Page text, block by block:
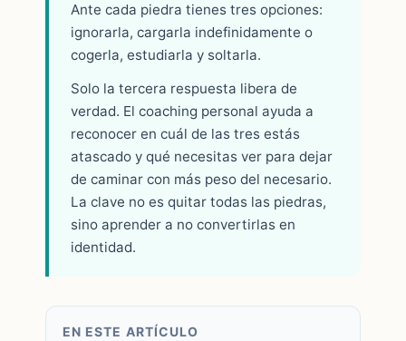
Ante cada piedra tienes tres opciones:
ignorarla, cargarla indefinidamente o
cogerla, estudiarla y soltarla.
Solo la tercera respuesta libera de
verdad. El coaching personal ayuda a
reconocer en cuál de las tres estás
atascado y qué necesitas ver para dejar
de caminar con más peso del necesario.
La clave no es quitar todas las piedras,
sino aprender a no convertirlas en
identidad.
EN ESTE ARTÍCULO